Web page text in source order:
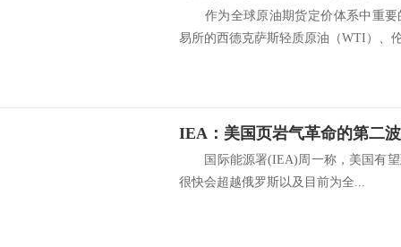
作为全球原油期货定价体系中重
易所的西德克萨斯轻质原油（WTI）、
IEA：美国页岩气革命的第二
国际能源署(IEA)周一称，美国有望
很快会超越俄罗斯以及目前为全...